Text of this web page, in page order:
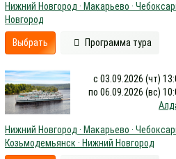
Нижний Новгород · Макарьево ·
Новгород
Выбрать Программа тура
с 03.09.2026 (чт)
по 06.09.2026 (вс)
Нижний Новгород · Макарьево ·
Козьмодемьянск · Нижний Новгород